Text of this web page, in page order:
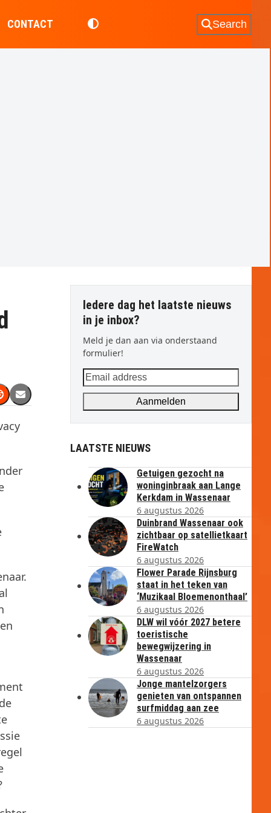
CONTACT Search
Iedere dag het laatste nieuws
in je inbox?
Meld je dan aan via onderstaand
formulier!
Email
address
Aanmelden
LAATSTE NIEUWS
Getuigen gezocht na
woninginbraak aan Lange
Kerkdam in Wassenaar
6 augustus 2026
Duinbrand Wassenaar ook
zichtbaar op satellietkaart
FireWatch
6 augustus 2026
Flower Parade Rijnsburg
staat in het teken van
‘Muzikaal Bloemenonthaal’
6 augustus 2026
DLW wil vóór 2027 betere
toeristische
bewegwijzering in
Wassenaar
6 augustus 2026
Jonge mantelzorgers
genieten van ontspannen
surfmiddag aan zee
6 augustus 2026